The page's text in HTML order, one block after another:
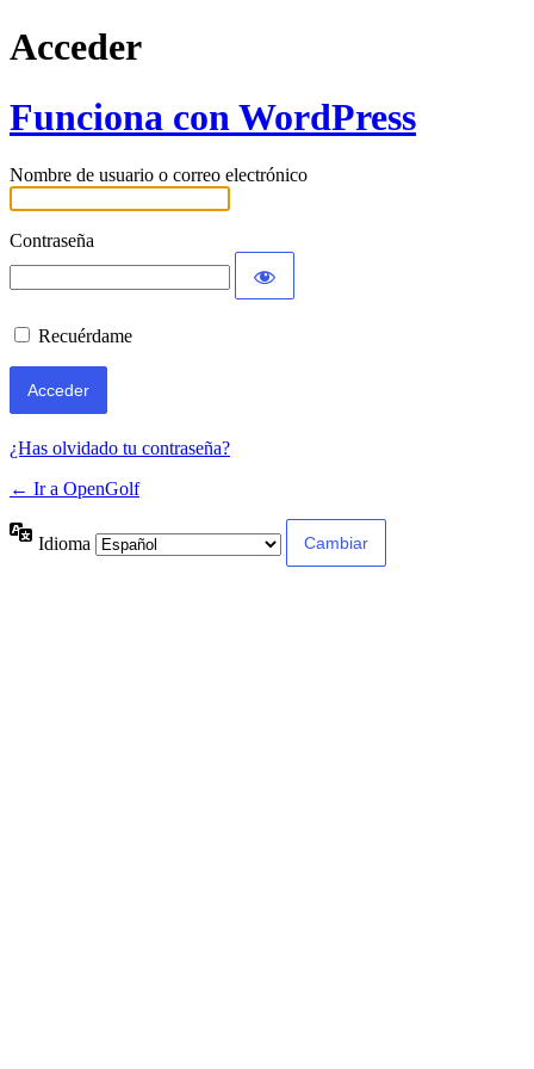
Acceder
Funciona con WordPress
Nombre de usuario o correo electrónico
Contraseña
Recuérdame
¿Has olvidado tu contraseña?
← Ir a OpenGolf
Idioma